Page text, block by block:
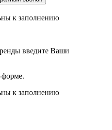
к заполнению
введите Ваши
форме.
к заполнению